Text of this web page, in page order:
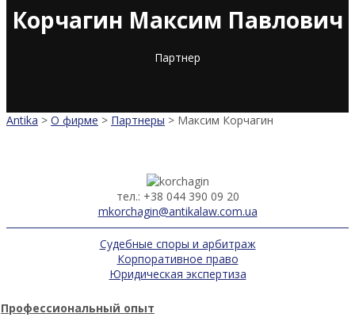
Корчагин Максим Павлович
Партнер
Antika > О фирме > Партнеры > Максим Корчагин
тел.: +38 044 390 09 20
mkorchagin@antikalaw.com.ua
Судебные споры и арбитраж
Корпоративное право
Юридическая экспертиза
Профессиональный опыт